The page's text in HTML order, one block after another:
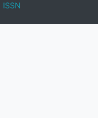
ISSN